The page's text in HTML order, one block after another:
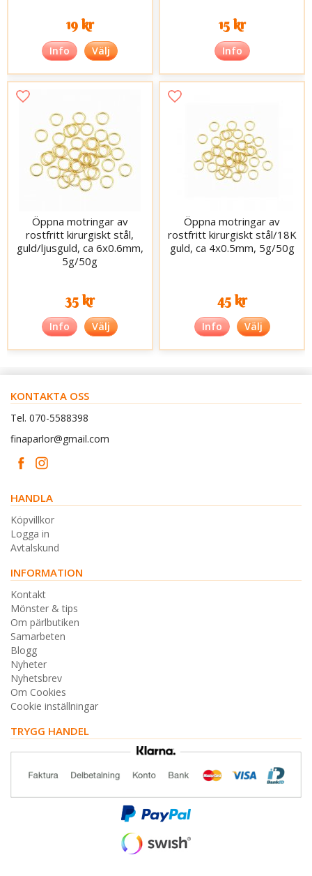
19 kr
Info Välj
15 kr
Info
Öppna motringar av
rostfritt kirurgiskt stål,
guld/ljusguld, ca 6x0.6mm,
5g/50g
35 kr
Info Välj
Öppna motringar av
rostfritt kirurgiskt stål/18K
guld, ca 4x0.5mm, 5g/50g
45 kr
Info Välj
KONTAKTA OSS
Tel. 070-5588398
finaparlor@gmail.com
HANDLA
Köpvillkor
Logga in
Avtalskund
INFORMATION
Kontakt
Mönster & tips
Om pärlbutiken
Samarbeten
Blogg
Nyheter
Nyhetsbrev
Om Cookies
Cookie inställningar
TRYGG HANDEL